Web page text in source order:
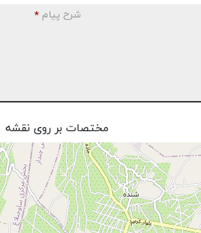
شرح پیام*
مختصات بر روی نقشه